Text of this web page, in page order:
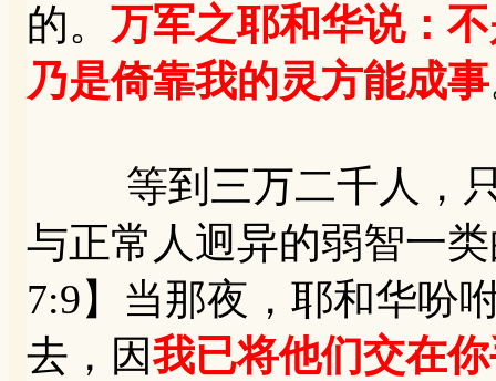
的。 万军之耶和华说：
乃是倚靠我的灵方能成事
等到三万二千人，只
与正常人迥异的弱智一
7:9】当那夜，耶和华吩
去，因我已将他们交在